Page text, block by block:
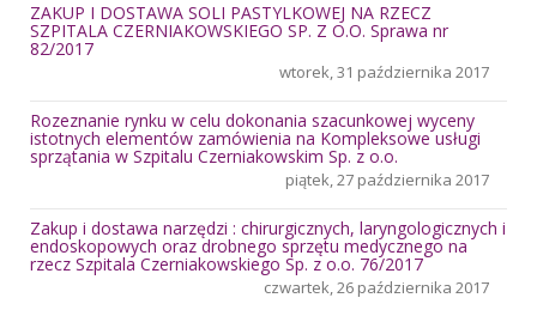
ZAKUP I DOSTAWA SOLI PASTYLKOWEJ NA RZECZ
SZPITALA CZERNIAKOWSKIEGO SP. Z O.O. Sprawa nr
82/2017
wtorek, 31 października 2017
Rozeznanie rynku w celu dokonania szacunkowej wyceny
istotnych elementów zamówienia na Kompleksowe usługi
sprzątania w Szpitalu Czerniakowskim Sp. z o.o.
piątek, 27 października 2017
Zakup i dostawa narzędzi : chirurgicznych, laryngologicznych i
endoskopowych oraz drobnego sprzętu medycznego na
rzecz Szpitala Czerniakowskiego Sp. z o.o. 76/2017
czwartek, 26 października 2017